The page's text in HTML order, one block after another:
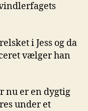
i Jess og da
vælger han
nu er en dygtig
under et